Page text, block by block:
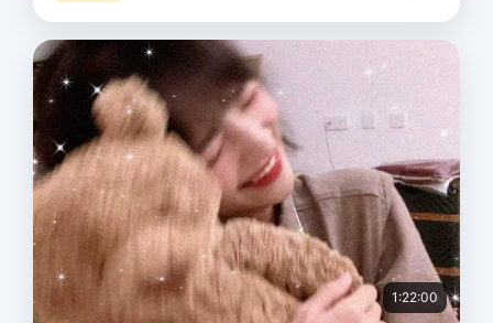
1:22:00